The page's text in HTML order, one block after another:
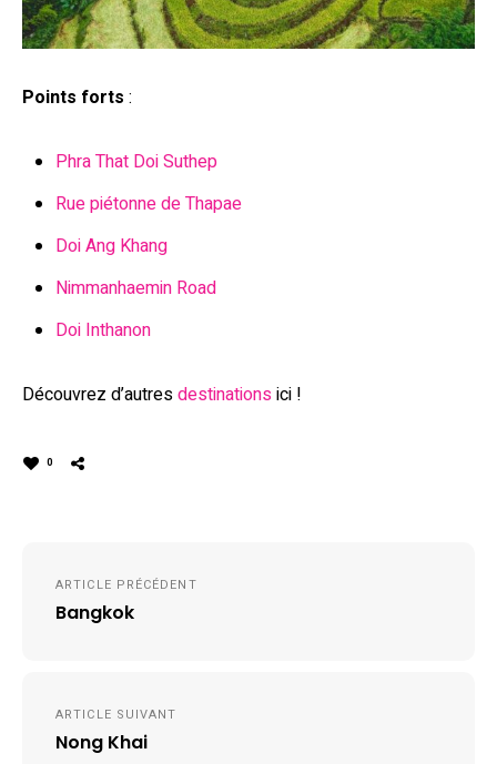
Points forts :
Phra That Doi Suthep
Rue piétonne de Thapae
Doi Ang Khang
Nimmanhaemin Road
Doi Inthanon
Découvrez d’autresdestinationsici !
0
ARTICLE PRÉCÉDENT
Bangkok
ARTICLE SUIVANT
Nong Khai